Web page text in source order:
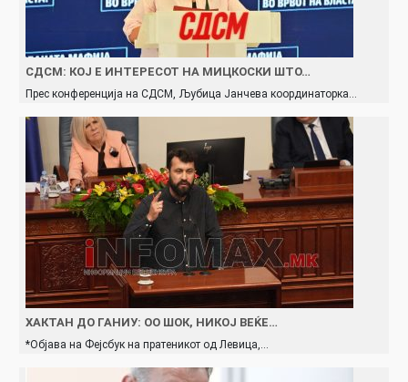
СДСМ: КОЈ Е ИНТЕРЕСОТ НА МИЦКОСКИ ШТО…
Прес конференција на СДСМ, Љубица Јанчева координаторка…
ХАКТАН ДО ГАНИУ: ОО ШОК, НИКОЈ ВЕЌЕ…
*Објава на Фејсбук на пратеникот од Левица,…